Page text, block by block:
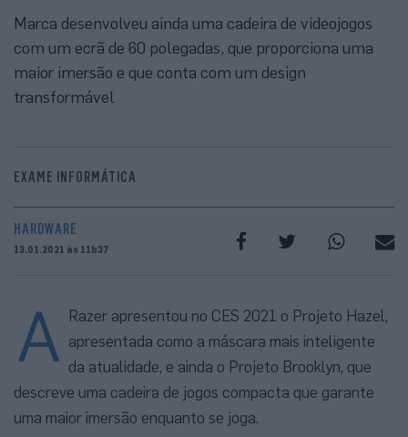
Marca desenvolveu ainda uma cadeira de videojogos
com um ecrã de 60 polegadas, que proporciona uma
maior imersão e que conta com um design
transformável
EXAME INFORMÁTICA
HARDWARE
13.01.2021 às 11h37
A Razer apresentou no CES 2021 o Projeto Hazel,
apresentada como a máscara mais inteligente
da atualidade, e ainda o Projeto Brooklyn, que
descreve uma cadeira de jogos compacta que garante
uma maior imersão enquanto se joga.